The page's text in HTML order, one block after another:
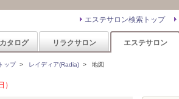
エステサロン検索トップ
タログ リラクサロン エステサロン
ップ> レイディア(Radia) > 地図